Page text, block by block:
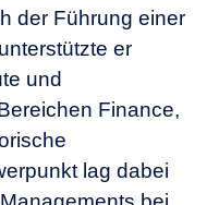
der Führung einer
er
und
Finance,
lag dabei